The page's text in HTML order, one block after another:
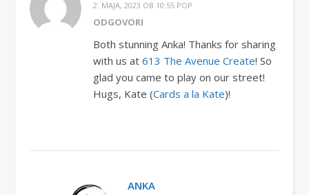
2. MAJA, 2023 OB 10:55 POP
ODGOVORI
Both stunning Anka! Thanks for sharing
with us at 613 The Avenue Create! So
glad you came to play on our street!
Hugs, Kate (Cards a la Kate)!
ANKA